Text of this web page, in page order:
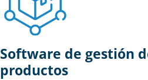
Software de gestión
productos